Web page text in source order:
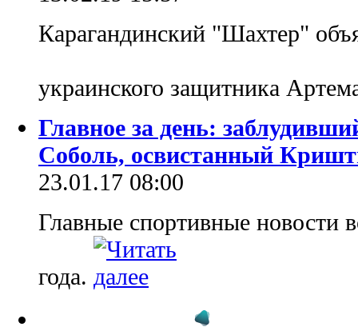
Карагандинский "Шахтер"
украинского защитника
Главное за день:
Соболь, освистанный
23.01.17 08:00
Главные спортивные новости
года.